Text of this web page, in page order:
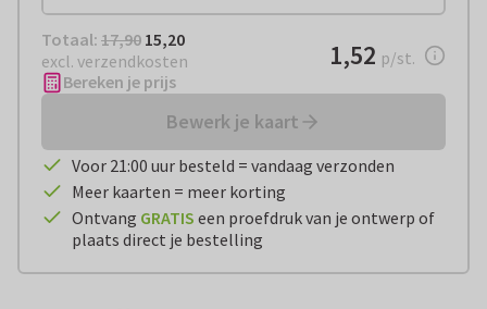
Totaal: € 15,20
Totaal: 17,90 15,20
excl. verzendkosten
€ 1,52per stuk
1,52 p/st.
Bereken je prijs
Bewerk je kaart
Voor 21:00 uur besteld = vandaag verzonden
Meer kaarten = meer korting
Ontvang GRATIS een proefdruk van je ontwerp of
plaats direct je bestelling